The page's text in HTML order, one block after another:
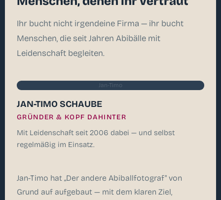
Ihr bucht nicht irgendeine Firma — ihr bucht
Menschen, die seit Jahren Abibälle mit
Leidenschaft begleiten.
Jan-Timo
JAN-TIMO SCHAUBE
GRÜNDER & KOPF DAHINTER
Mit Leidenschaft seit 2006 dabei — und selbst
regelmäßig im Einsatz.
Jan-Timo hat „Der andere Abiballfotograf" von
Grund auf aufgebaut — mit dem klaren Ziel,